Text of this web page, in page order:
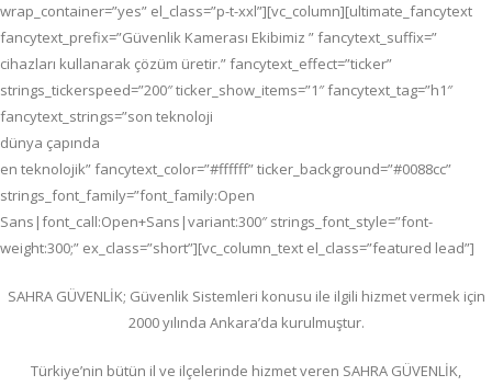
wrap_container=”yes” el_class=”p-t-xxl”][vc_column][ultimate_fancytext
fancytext_prefix=”Güvenlik Kamerası Ekibimiz ” fancytext_suffix=”
cihazları kullanarak çözüm üretir.” fancytext_effect=”ticker”
strings_tickerspeed=”200″ ticker_show_items=”1″ fancytext_tag=”h1″
fancytext_strings=”son teknoloji
dünya çapında
en teknolojik” fancytext_color=”#ffffff” ticker_background=”#0088cc”
strings_font_family=”font_family:Open
Sans|font_call:Open+Sans|variant:300″ strings_font_style=”font-
weight:300;” ex_class=”short”][vc_column_text el_class=”featured lead”]
SAHRA GÜVENLİK; Güvenlik Sistemleri konusu ile ilgili hizmet vermek için
2000 yılında Ankara’da kurulmuştur.
Türkiye’nin bütün il ve ilçelerinde hizmet veren SAHRA GÜVENLİK,